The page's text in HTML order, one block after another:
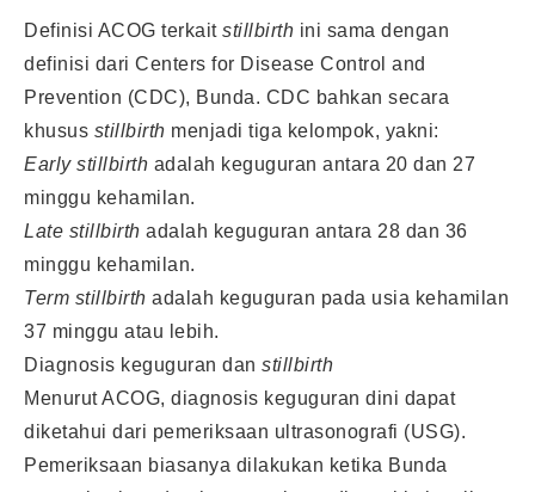
Definisi ACOG terkait stillbirth ini sama dengan
definisi dari Centers for Disease Control and
Prevention (CDC), Bunda. CDC bahkan secara
khusus stillbirth menjadi tiga kelompok, yakni:
Early stillbirth adalah keguguran antara 20 dan 27
minggu kehamilan.
Late stillbirth adalah keguguran antara 28 dan 36
minggu kehamilan.
Term stillbirth adalah keguguran pada usia kehamilan
37 minggu atau lebih.
Diagnosis keguguran dan stillbirth
Menurut ACOG, diagnosis keguguran dini dapat
diketahui dari pemeriksaan ultrasonografi (USG).
Pemeriksaan biasanya dilakukan ketika Bunda